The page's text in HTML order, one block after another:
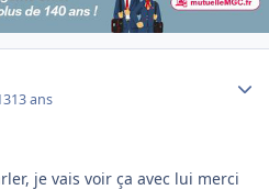
13 ans
je vais voir ça avec lui merci